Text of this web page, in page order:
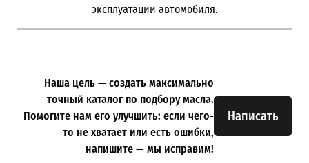
эксплуатации автомобиля.
Написать
Наша цель — создать максимально
точный каталог по подбору масла.
Помогите нам его улучшить: если чего-
то не хватает или есть ошибки,
напишите — мы исправим!